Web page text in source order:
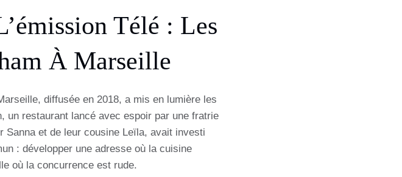
Télé : Les
À Marseille
diffusée en 2018, a mis en lumière les
un restaurant lancé avec espoir par une fratrie
et de leur cousine Leïla, avait investi
: développer une adresse où la cuisine
où la concurrence est rude.